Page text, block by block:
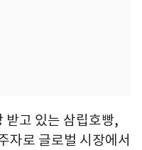
받고 있는 삼립호빵,
자로 글로벌 시장에서